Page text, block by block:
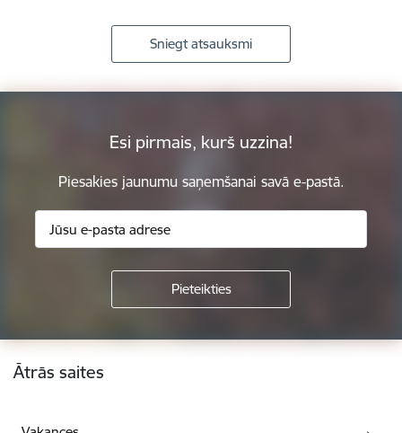
Sniegt atsauksmi
Esi pirmais, kurš uzzina!
Piesakies jaunumu saņemšanai savā e-pastā.
Kājene
Ātrās saites